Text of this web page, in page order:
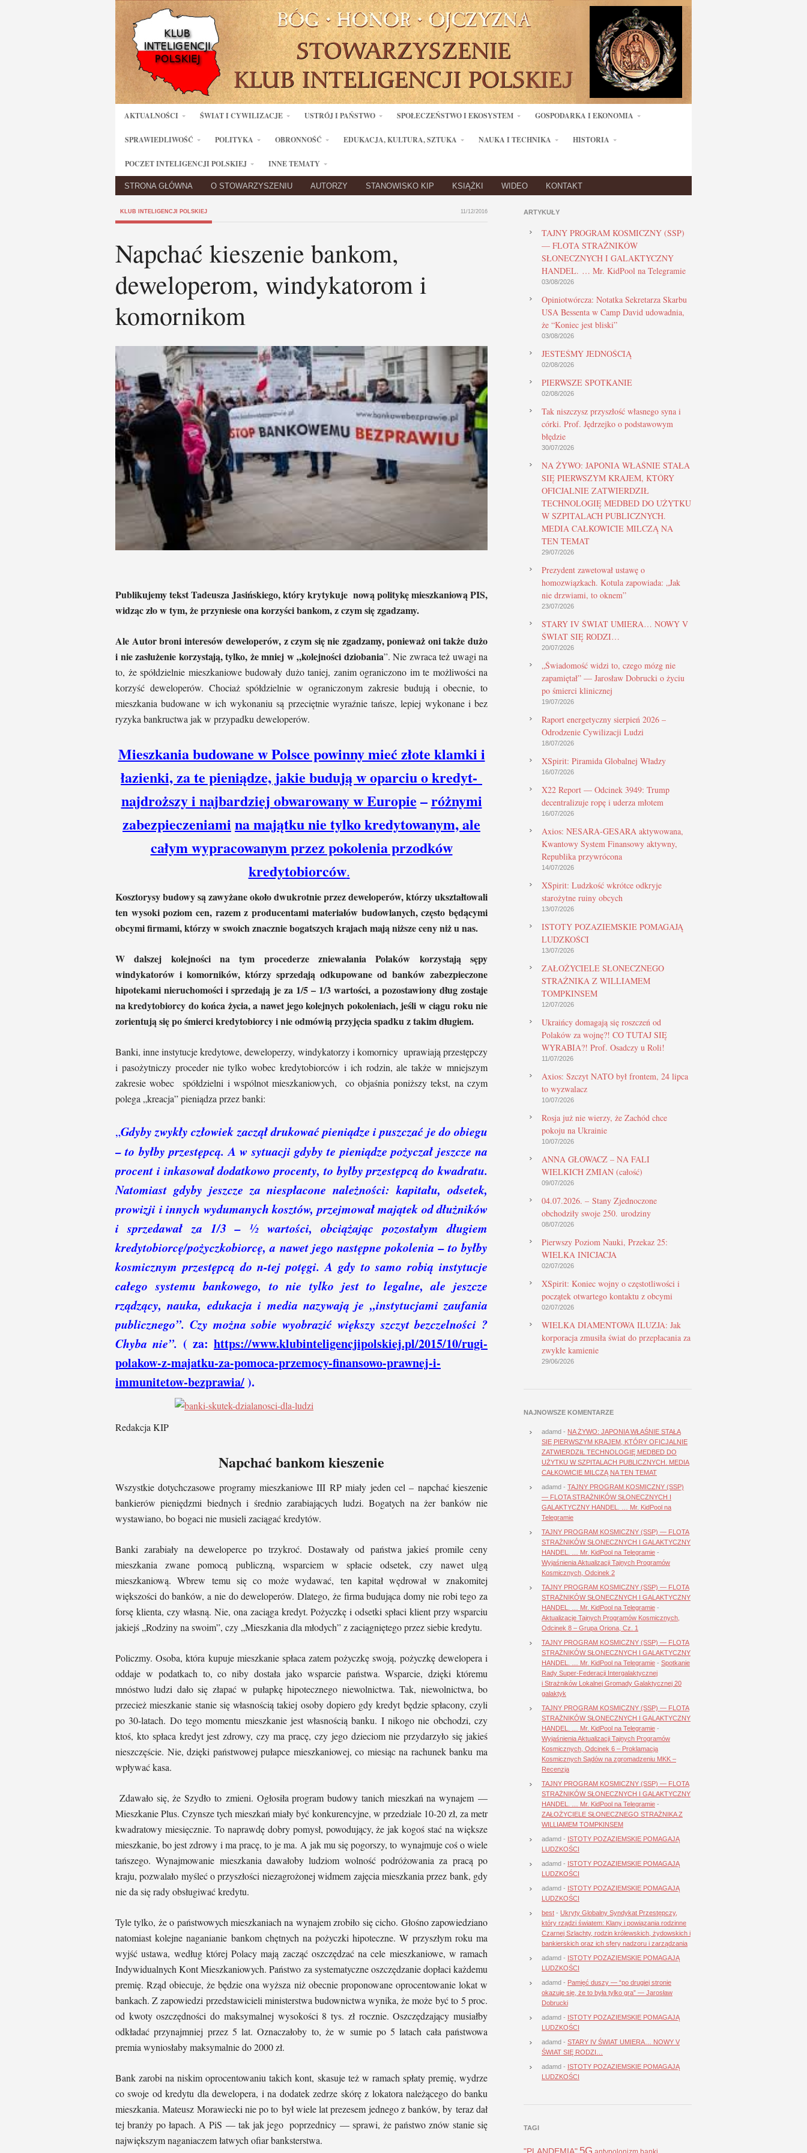
AKTUALNOŚCI ŚWIAT I CYWILIZACJE USTRÓJ I PAŃSTWO SPOŁECZEŃSTWO I EKOSYSTEM GOSPODARKA I EKONOMIA
SPRAWIEDLIWOŚĆ POLITYKA OBRONNOŚĆ EDUKACJA, KULTURA, SZTUKA NAUKA I TECHNIKA HISTORIA
POCZET INTELIGENCJI POLSKIEJ INNE TEMATY
STRONA GŁÓWNA O STOWARZYSZENIU AUTORZY STANOWISKO KIP KSIĄŻKI WIDEO KONTAKT
KLUB INTELIGENCJI POLSKIEJ 11/12/2016
Napchać kieszenie bankom,
deweloperom, windykatorom i
komornikom
Publikujemy tekst Tadeusza Jasińskiego, który krytykuje nową politykę mieszkaniową PIS,
widząc zło w tym, że przyniesie ona korzyści bankom, z czym się zgadzamy.
Ale Autor broni interesów deweloperów, z czym się nie zgadzamy, ponieważ oni także dużo
i nie zasłużenie korzystają, tylko, że mniej w „kolejności dziobania”. Nie zwraca też uwagi na
to, że spółdzielnie mieszkaniowe budowały dużo taniej, zanim ograniczono im te możliwości na
korzyść deweloperów. Chociaż spółdzielnie w ograniczonym zakresie budują i obecnie, to
mieszkania budowane w ich wykonaniu są przeciętnie wyraźnie tańsze, lepiej wykonane i bez
ryzyka bankructwa jak w przypadku deweloperów.
Mieszkania budowane w Polsce powinny mieć złote klamki i
łazienki, za te pieniądze, jakie budują w oparciu o kredyt-
najdroższy i najbardziej obwarowany w Europie –różnymi
zabezpieczeniami na majątku nie tylko kredytowanym, ale
całym wypracowanym przez pokolenia przodków
kredytobiorców.
Kosztorysy budowy są zawyżane około dwukrotnie przez deweloperów, którzy ukształtowali
ten wysoki poziom cen, razem z producentami materiałów budowlanych, często będącymi
obcymi firmami, którzy w swoich znacznie bogatszych krajach mają niższe ceny niż u nas.
W dalszej kolejności na tym procederze zniewalania Polaków korzystają sępy
windykatorów i komorników, którzy sprzedają odkupowane od banków zabezpieczone
hipotekami nieruchomości i sprzedają je za 1/5 – 1/3 wartości, a pozostawiony dług zostaje
na kredytobiorcy do końca życia, a nawet jego kolejnych pokoleniach, jeśli w ciągu roku nie
zorientują się po śmierci kredytobiorcy i nie odmówią przyjęcia spadku z takim długiem.
Banki, inne instytucje kredytowe, deweloperzy, windykatorzy i komornicy uprawiają przestępczy
i pasożytniczy proceder nie tylko wobec kredytobiorców i ich rodzin, ale także w mniejszym
zakresie wobec spółdzielni i wspólnot mieszkaniowych, co objaśnia poniższy tekst, na czym
polega „kreacja” pieniądza przez banki:
„Gdyby zwykły człowiek zaczął drukować pieniądze i puszczać je do obiegu
– to byłby przestępcą. A w sytuacji gdyby te pieniądze pożyczał jeszcze na
procent i inkasował dodatkowo procenty, to byłby przestępcą do kwadratu.
Natomiast gdyby jeszcze za niespłacone należności: kapitału, odsetek,
prowizji i innych wydumanych kosztów, przejmował majątek od dłużników
i sprzedawał za 1/3 – ½ wartości, obciążając pozostałym długiem
kredytobiorcę/pożyczkobiorcę, a nawet jego następne pokolenia – to byłby
kosmicznym przestępcą do n-tej potęgi. A gdy to samo robią instytucje
całego systemu bankowego, to nie tylko jest to legalne, ale jeszcze
rządzący, nauka, edukacja i media nazywają je „instytucjami zaufania
publicznego”. Czy można sobie wyobrazić większy szczyt bezczelności ?
Chyba nie”. ( za: https://www.klubinteligencjipolskiej.pl/2015/10/rugi-
polakow-z-majatku-za-pomoca-przemocy-finansowo-prawnej-i-
immunitetow-bezprawia/).
Redakcja KIP
Napchać bankom kieszenie
Wszystkie dotychczasowe programy mieszkaniowe III RP miały jeden cel – napchać kieszenie
bankierów pieniędzmi biednych i średnio zarabiających ludzi. Bogatych na żer banków nie
wystawiano, bo bogaci nie musieli zaciągać kredytów.
Banki zarabiały na deweloperce po trzykroć. Dostawały od państwa jakieś promile ceny
mieszkania zwane pomocą publiczną, wsparciem w spłacie odsetek, czy nawet ulgą
mieszkaniową. Wbrew temu się co może wydawać, ten kapitał wędrował w znakomitej
większości do banków, a nie do deweloperów. Dlatego, że firma budująca domy nie robi tego za
forsę klienta, czy własną. Nie, ona zaciąga kredyt. Pożyczkę i odsetki spłaci klient przy wsparciu
jakiejś „Rodziny na swoim”, czy „Mieszkania dla młodych” z zaciągniętego przez siebie kredytu.
Policzmy. Osoba, która kupuje mieszkanie spłaca zatem pożyczkę swoją, pożyczkę dewelopera i
oddaje w podatkach to, co niby dostała jako wsparcie państwa. Wsparcie, dzięki któremu
mnóstwo ludzi dało się złapać w pułapkę hipotecznego niewolnictwa. Tak, niewolnictwa, bo
przecież mieszkanie stanie się własnością takiej osoby dopiero gdy kredyt będzie spłacony, czyli
po 30-latach. Do tego momentu mieszkanie jest własnością banku. I nikogo nie obchodzi, czy
ktoś, kto spłaca kredyt jest zdrowy, czy ma pracę, czy jego dzieciom nie przydarzyło się jakieś
nieszczęście. Nie, dzięki państwowej pułapce mieszkaniowej, co miesiąc na rachunek banku ma
wpływać kasa.
Zdawało się, że Szydło to zmieni. Ogłosiła program budowy tanich mieszkań na wynajem —
Mieszkanie Plus. Czynsze tych mieszkań miały być konkurencyjne, w przedziale 10-20 zł, za metr
kwadratowy miesięcznie. To naprawdę dobry pomysł, powodujący, że jak kogoś stać na większe
mieszkanie, bo jest zdrowy i ma pracę, to je ma. A jak mu się pogorszy, to wynajmuje coś o wiele
tańszego. Wynajmowanie mieszkania dawałoby ludziom wolność podróżowania za pracą po
kraju, pozwalało myśleć o przyszłości niezagrożonej widmem zajęcia mieszkania przez bank, gdy
nie da się rady obsługiwać kredytu.
Tyle tylko, że o państwowych mieszkaniach na wynajem zrobiło się cicho. Głośno zapowiedziano
natomiast kolejne naganianie bankom chętnych na pożyczki hipoteczne. W przyszłym roku ma
wyjść ustawa, według której Polacy mają zacząć oszczędzać na cele mieszkaniowe, w ramach
Indywidualnych Kont Mieszkaniowych. Państwo za systematyczne oszczędzanie dopłaci każdemu
premię. Rząd obiecuje, że będzie ona wyższa niż obecnie proponowane oprocentowanie lokat w
bankach. Z zapowiedzi przedstawicieli ministerstwa budownictwa wynika, że może być to 5 proc.
od kwoty oszczędności do maksymalnej wysokości 8 tys. zł rocznie. Oszczędzający musiałby
odkładać przynajmniej przez 5 lat. Oznaczałoby to, że w sumie po 5 latach cała państwowa
premia wyniosłaby maksymalnie do 2000 zł.
Bank zarobi na niskim oprocentowaniu takich kont, skasuje też w ramach spłaty premię, wydrze
co swoje od kredytu dla dewelopera, i na dodatek zedrze skórę z lokatora należącego do banku
mieszkania. Mateusz Morawiecki nie po to był wiele lat prezesem jednego z banków, by teraz dał
tej branży po łapach. A PiS — tak jak jego poprzednicy — sprawi, że państwo znów stanie się
największym naganiaczem łatwych ofiar banksterstwa.
ARTYKUŁY
TAJNY PROGRAM KOSMICZNY (SSP)
— FLOTA STRAŻNIKÓW
SŁONECZNYCH I GALAKTYCZNY
HANDEL. … Mr. KidPool na Telegramie
03/08/2026
Opiniotwórcza: Notatka Sekretarza Skarbu
USA Bessenta w Camp David udowadnia,
że “Koniec jest bliski”
03/08/2026
JESTEŚMY JEDNOŚCIĄ
02/08/2026
PIERWSZE SPOTKANIE
02/08/2026
Tak niszczysz przyszłość własnego syna i
córki. Prof. Jędrzejko o podstawowym
błędzie
30/07/2026
NA ŻYWO: JAPONIA WŁAŚNIE STAŁA
SIĘ PIERWSZYM KRAJEM, KTÓRY
OFICJALNIE ZATWIERDZIŁ
TECHNOLOGIĘ MEDBED DO UŻYTKU
W SZPITALACH PUBLICZNYCH.
MEDIA CAŁKOWICIE MILCZĄ NA
TEN TEMAT
29/07/2026
Prezydent zawetował ustawę o
homozwiązkach. Kotula zapowiada: „Jak
nie drzwiami, to oknem”
23/07/2026
STARY IV ŚWIAT UMIERA… NOWY V
ŚWIAT SIĘ RODZI…
20/07/2026
„Świadomość widzi to, czego mózg nie
zapamiętał” — Jarosław Dobrucki o życiu
po śmierci klinicznej
19/07/2026
Raport energetyczny sierpień 2026 –
Odrodzenie Cywilizacji Ludzi
18/07/2026
XSpirit: Piramida Globalnej Władzy
16/07/2026
X22 Report — Odcinek 3949: Trump
decentralizuje ropę i uderza młotem
16/07/2026
Axios: NESARA-GESARA aktywowana,
Kwantowy System Finansowy aktywny,
Republika przywrócona
14/07/2026
XSpirit: Ludzkość wkrótce odkryje
starożytne ruiny obcych
13/07/2026
ISTOTY POZAZIEMSKIE POMAGAJĄ
LUDZKOŚCI
13/07/2026
ZAŁOŻYCIELE SŁONECZNEGO
STRAŻNIKA Z WILLIAMEM
TOMPKINSEM
12/07/2026
Ukraińcy domagają się roszczeń od
Polaków za wojnę?! CO TUTAJ SIĘ
WYRABIA?! Prof. Osadczy u Roli!
11/07/2026
Axios: Szczyt NATO był frontem, 24 lipca
to wyzwalacz
10/07/2026
Rosja już nie wierzy, że Zachód chce
pokoju na Ukrainie
10/07/2026
ANNA GŁOWACZ – NA FALI
WIELKICH ZMIAN (całość)
09/07/2026
04.07.2026. – Stany Zjednoczone
obchodziły swoje 250. urodziny
08/07/2026
Pierwszy Poziom Nauki, Przekaz 25:
WIELKA INICJACJA
02/07/2026
XSpirit: Koniec wojny o częstotliwości i
początek otwartego kontaktu z obcymi
02/07/2026
WIELKA DIAMENTOWA ILUZJA: Jak
korporacja zmusiła świat do przepłacania za
zwykłe kamienie
29/06/2026
NAJNOWSZE KOMENTARZE
adamd - NA ŻYWO: JAPONIA WŁAŚNIE STAŁA
SIĘ PIERWSZYM KRAJEM, KTÓRY OFICJALNIE
ZATWIERDZIŁ TECHNOLOGIĘ MEDBED DO
UŻYTKU W SZPITALACH PUBLICZNYCH. MEDIA
CAŁKOWICIE MILCZĄ NA TEN TEMAT
adamd - TAJNY PROGRAM KOSMICZNY (SSP)
— FLOTA STRAŻNIKÓW SŁONECZNYCH I
GALAKTYCZNY HANDEL. … Mr. KidPool na
Telegramie
TAJNY PROGRAM KOSMICZNY (SSP) — FLOTA
STRAŻNIKÓW SŁONECZNYCH I GALAKTYCZNY
HANDEL. … Mr. KidPool na Telegramie -
Wyjaśnienia Aktualizacji Tajnych Programów
Kosmicznych, Odcinek 2
TAJNY PROGRAM KOSMICZNY (SSP) — FLOTA
STRAŻNIKÓW SŁONECZNYCH I GALAKTYCZNY
HANDEL. … Mr. KidPool na Telegramie -
Aktualizacje Tajnych Programów Kosmicznych,
Odcinek 8 – Grupa Oriona, Cz. 1
TAJNY PROGRAM KOSMICZNY (SSP) — FLOTA
STRAŻNIKÓW SŁONECZNYCH I GALAKTYCZNY
HANDEL. … Mr. KidPool na Telegramie - Spotkanie
Rady Super-Federacji Intergalaktycznej
i Strażników Lokalnej Gromady Galaktycznej 20
galaktyk
TAJNY PROGRAM KOSMICZNY (SSP) — FLOTA
STRAŻNIKÓW SŁONECZNYCH I GALAKTYCZNY
HANDEL. … Mr. KidPool na Telegramie -
Wyjaśnienia Aktualizacji Tajnych Programów
Kosmicznych, Odcinek 6 – Proklamacja
Kosmicznych Sądów na zgromadzeniu MKK –
Recenzja
TAJNY PROGRAM KOSMICZNY (SSP) — FLOTA
STRAŻNIKÓW SŁONECZNYCH I GALAKTYCZNY
HANDEL. … Mr. KidPool na Telegramie -
ZAŁOŻYCIELE SŁONECZNEGO STRAŻNIKA Z
WILLIAMEM TOMPKINSEM
adamd - ISTOTY POZAZIEMSKIE POMAGAJĄ
LUDZKOŚCI
adamd - ISTOTY POZAZIEMSKIE POMAGAJĄ
LUDZKOŚCI
adamd - ISTOTY POZAZIEMSKIE POMAGAJĄ
LUDZKOŚCI
best - Ukryty Globalny Syndykat Przestępczy,
który rządzi światem: Klany i powiązania rodzinne
Czarnej Szlachty, rodzin królewskich, żydowskich i
bankierskich oraz ich sfery nadzoru i zarządzania
adamd - ISTOTY POZAZIEMSKIE POMAGAJĄ
LUDZKOŚCI
adamd - Pamięć duszy — “po drugiej stronie
okazuje się, że to była tylko gra” — Jarosław
Dobrucki
adamd - ISTOTY POZAZIEMSKIE POMAGAJĄ
LUDZKOŚCI
adamd - STARY IV ŚWIAT UMIERA… NOWY V
ŚWIAT SIĘ RODZI…
adamd - ISTOTY POZAZIEMSKIE POMAGAJĄ
LUDZKOŚCI
TAGI
5G